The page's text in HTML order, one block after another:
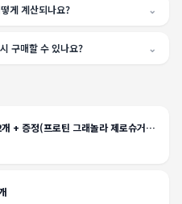
게 계산되나요? ⌄
구매할 수 있나요? ⌄
+ 증정(프로틴 그래놀라 제로슈거